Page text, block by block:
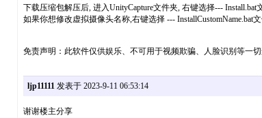
下载压缩包解压后, 进入UnityCapture文件夹, 右键选择---
如果你想修改虚拟摄像头名称,右键选择 ---
免责声明：此软件仅供娱乐、不可用于视频欺骗、人脸识别等一
ljp11111发表于 2023-9-11 06:53:14
谢谢楼主分享